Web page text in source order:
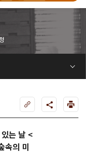
집행현황
는 날 <
속의 미